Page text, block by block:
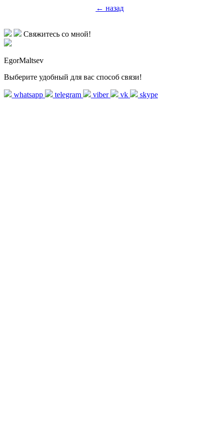
← назад
Свяжитесь со мной!
EgorMaltsev
Выберите удобный для вас способ связи!
whatsapp telegram viber vk skype